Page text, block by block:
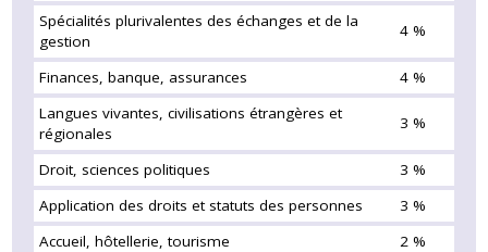
Spécialités plurivalentes des échanges et de la
gestion
4 %
Finances, banque, assurances
4 %
Langues vivantes, civilisations étrangères et
régionales
3 %
Droit, sciences politiques
3 %
Application des droits et statuts des personnes
3 %
Accueil, hôtellerie, tourisme
2 %